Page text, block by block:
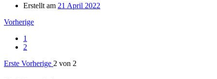
Erstellt am 21 April 2022
Vorherige
1
2
Erste Vorherige 2 von 2